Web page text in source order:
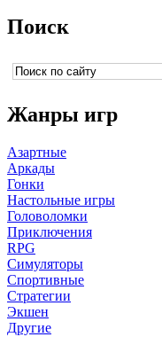
Поиск
Жанры игр
Азартные
Аркады
Гонки
Настольные игры
Головоломки
Приключения
RPG
Симуляторы
Спортивные
Стратегии
Экшен
Другие